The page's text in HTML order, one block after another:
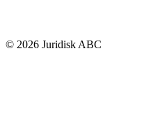
© 2026 Juridisk ABC